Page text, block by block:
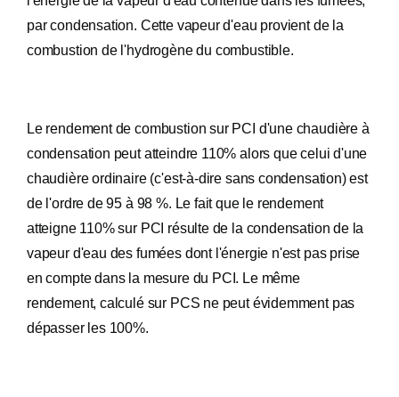
par condensation. Cette vapeur d'eau provient de la
combustion de l'hydrogène du combustible.
Le rendement de combustion sur PCI d'une chaudière à
condensation peut atteindre 110% alors que celui d'une
chaudière ordinaire (c'est-à-dire sans condensation) est
de l'ordre de 95 à 98 %. Le fait que le rendement
atteigne 110% sur PCI résulte de la condensation de la
vapeur d'eau des fumées dont l'énergie n'est pas prise
en compte dans la mesure du PCI. Le même
rendement, calculé sur PCS ne peut évidemment pas
dépasser les 100%.